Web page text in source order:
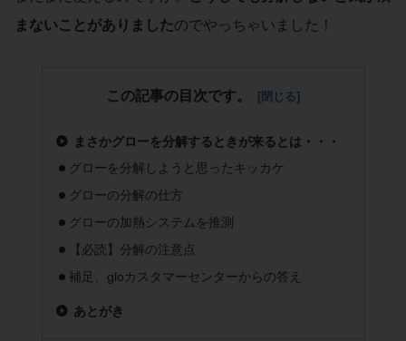
まないことがありましたのでやっちゃいました！
この記事の目次です。
まさかグローを分解するときが来るとは・・・
グローを分解しようと思ったキッカケ
グローの分解の仕方
グローの加熱システムを推測
【必読】分解の注意点
補足、gloカスタマーセンターからの答え
あとがき